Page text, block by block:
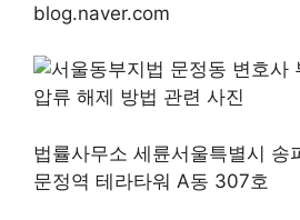
blog.naver.com
법률사무소 세륜서울특별시 송
문정역 테라타워 A동 307호